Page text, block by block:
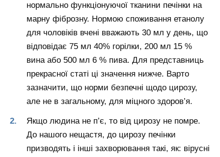
нормально функціонуючої тканини печінки на
марну фіброзну. Нормою споживання етанолу
для чоловіків вчені вважають 30 мл у день, що
відповідає 75 мл 40% горілки, 200 мл 15 %
вина або 500 мл 6 % пива. Для представниць
прекрасної статі ці значення нижче. Варто
зазначити, що норми безпечні щодо цирозу,
але не в загальному, для міцного здоров’я.
Якщо людина не п’є, то від цирозу не помре.
До нашого нещастя, до цирозу печінки
призводять і інші захворювання такі, як: вірусні